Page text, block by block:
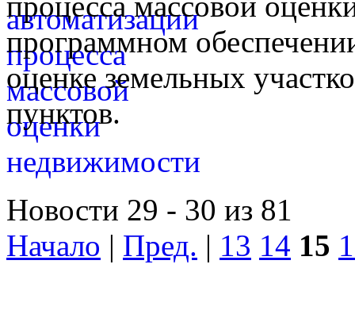
программном
оценке земельных
пунктов.
Новости 29 - 30 из 81
Начало | Пред. | 13 14 15